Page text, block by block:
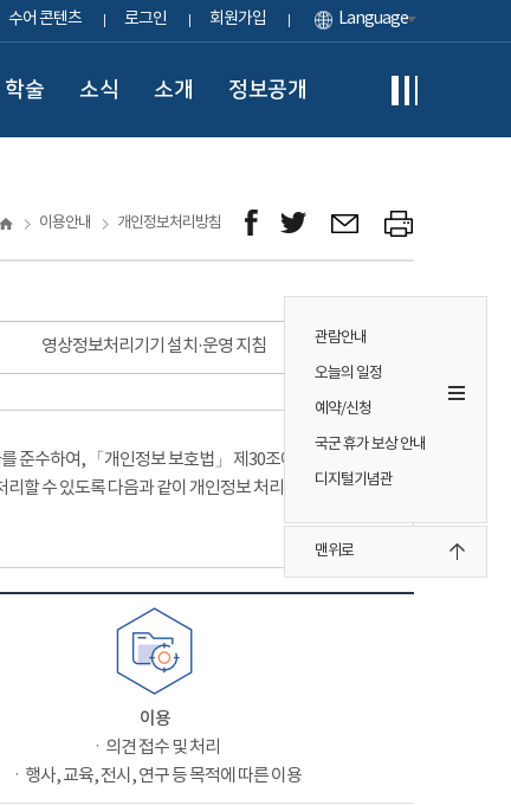
수어 콘텐츠 로그인 회원가입 Language
학술 소식 소개 정보공개
관람안내
오늘의 일정
예약/신청
국군 휴가 보상 안내
디지털기념관
맨위로
이용안내 개인정보처리방침
영상정보처리기기 설치·운영 지침
준수하여, 「개인정보 보호법」 제30조에 따라
할 수 있도록 다음과 같이 개인정보 처리방침을
이용
ㆍ의견 접수 및 처리
ㆍ행사, 교육, 전시, 연구 등 목적에 따른 이용